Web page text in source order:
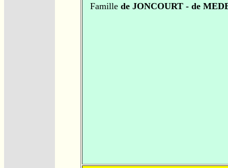
Famillede JONCOURT - de